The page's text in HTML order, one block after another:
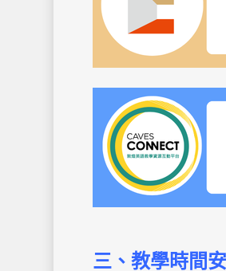
三、教學時間